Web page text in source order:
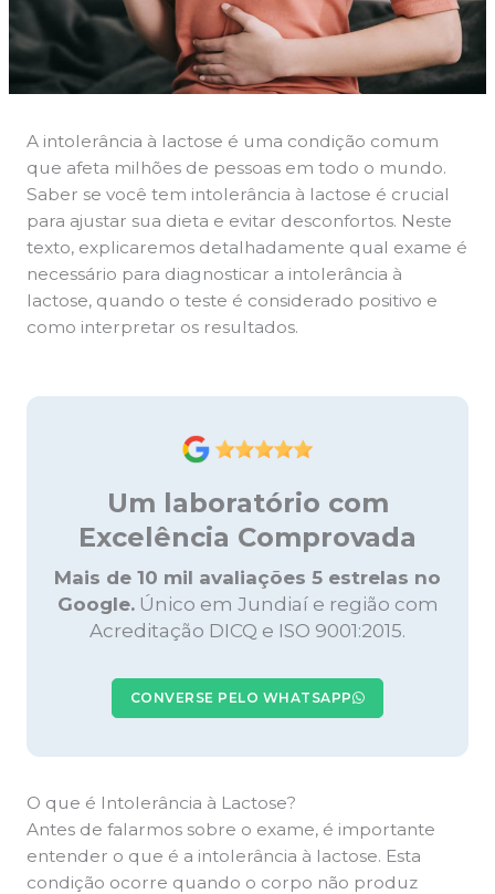
A intolerância à lactose é uma condição comum
que afeta milhões de pessoas em todo o mundo.
Saber se você tem intolerância à lactose é crucial
para ajustar sua dieta e evitar desconfortos. Neste
texto, explicaremos detalhadamente qual exame é
necessário para diagnosticar a intolerância à
lactose, quando o teste é considerado positivo e
como interpretar os resultados.
Um laboratório com
Excelência Comprovada
Mais de 10 mil avaliações 5 estrelas no
Google.Único em Jundiaí e região com
Acreditação DICQ e ISO 9001:2015.
CONVERSE PELO WHATSAPP
O que é Intolerância à Lactose?
Antes de falarmos sobre o exame, é importante
entender o que é a intolerância à lactose. Esta
condição ocorre quando o corpo não produz